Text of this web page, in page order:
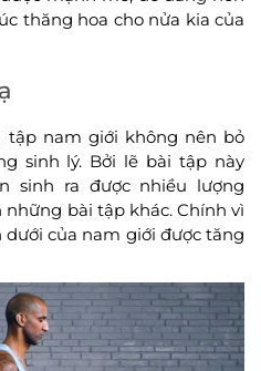
thăng hoa cho nửa kia của
tập nam giới không nên bỏ
sinh lý. Bởi lẽ bài tập này
sinh ra được nhiều lượng
bài tập khác. Chính vì
của nam giới được tăng